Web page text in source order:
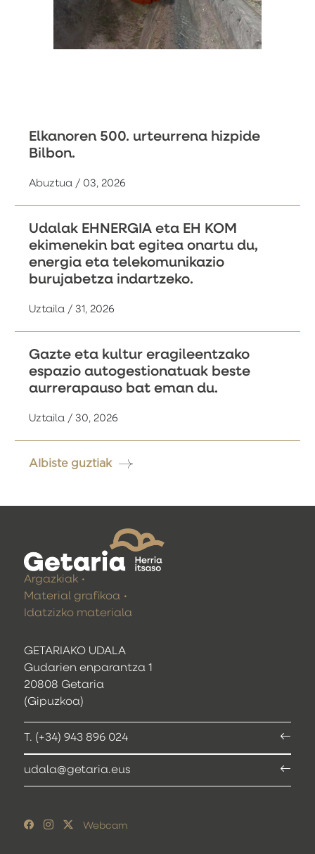
Elkanoren 500. urteurrena hizpide
Bilbon.
Abuztua / 03, 2026
Udalak EHNERGIA eta EH KOM
ekimenekin bat egitea onartu du,
energia eta telekomunikazio
burujabetza indartzeko.
Uztaila / 31, 2026
Gazte eta kultur eragileentzako
espazio autogestionatuak beste
aurrerapauso bat eman du.
Uztaila / 30, 2026
Albiste guztiak
GETARIAKO UDALA
Gudarien enparantza 1
20808 Getaria
(Gipuzkoa)
T. (+34) 943 896 024
udala@getaria.eus
Argazkiak
Material grafikoa
Idatzizko materiala
Webcam